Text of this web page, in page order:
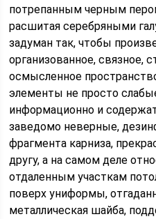
потрепанным черным
расшитая серебряными
задуман так, чтобы
организованное, связное,
осмысленное
элементы не просто
информационно и
заведомо неверные,
фрагмента карниза,
другу, а на самом деле
отдаленным участкам
поверх униформы,
металлическая шайба,